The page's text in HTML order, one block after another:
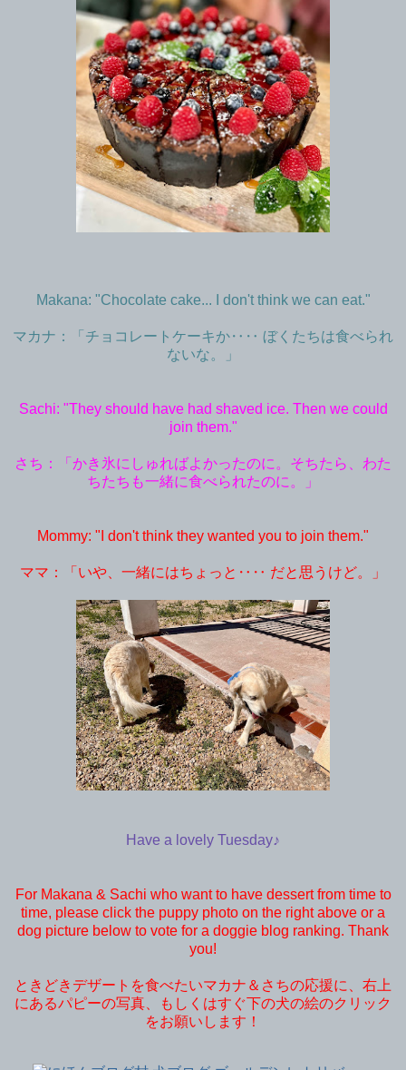
Makana: "Chocolate cake... I don't think we can eat."
マカナ：「チョコレートケーキか‥‥ ぼくたちは食べられ
ないな。」
Sachi: "They should have had shaved ice. Then we could
join them."
さち：「かき氷にしゅればよかったのに。そちたら、わた
ちたちも一緒に食べられたのに。」
Mommy: "I don't think they wanted you to join them."
ママ：「いや、一緒にはちょっと‥‥ だと思うけど。」
Have a lovely Tuesday♪
For Makana & Sachi who want to have dessert from time to
time, please click the puppy photo on the right above or a
dog picture below to vote for a doggie blog ranking. Thank
you!
ときどきデザートを食べたいマカナ＆さちの応援に、右上
にあるパピーの写真、もしくはすぐ下の犬の絵のクリック
をお願いします！